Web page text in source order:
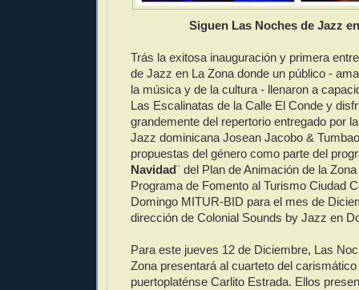
Siguen Las Noches de Jazz
Trás la exitosa inauguración y primera
de Jazz en La Zona donde un público -
la música y de la cultura - llenaron a
Las Escalinatas de la Calle El Conde y
grandemente del repertorio entregado por
Jazz dominicana Josean Jacobo &
propuestas del género como parte del
Navidad¨ del Plan de Animación de la
Programa de Fomento al Turismo Ciudad
Domingo MITUR-BID para el mes de
dirección de Colonial Sounds by Jazz en
Para este jueves 12 de Diciembre, Las
Zona presentará al cuarteto del
puertoplaténse Carlito Estrada. Ellos